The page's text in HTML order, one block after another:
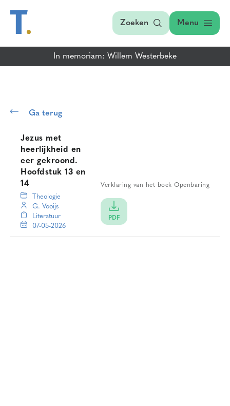
Zoeken Menu
In memoriam: Willem Westerbeke
Ga terug
Jezus met
heerlijkheid en
eer gekroond.
Hoofdstuk 13 en
14
Verklaring van het boek Openbaring
Theologie
G. Vooijs
Literatuur
07-05-2026
PDF